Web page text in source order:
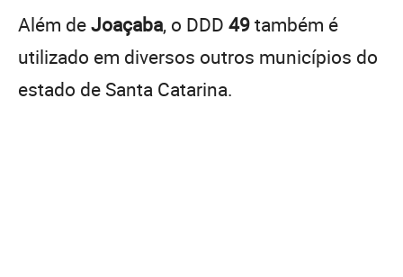
Além deJoaçaba, o DDD 49também é
utilizado em diversos outros municípios do
estado de Santa Catarina.